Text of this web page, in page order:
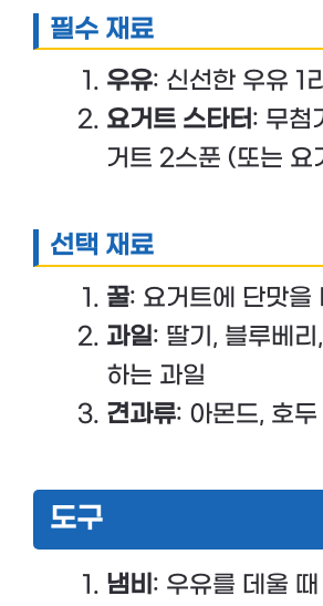
필수 재료
우유: 신선한 우유 1
요거트 스타터: 무첨
거트 2스푼 (또는 요
선택 재료
꿀: 요거트에 단맛을
과일: 딸기, 블루베
하는 과일
견과류: 아몬드, 호두
도구
냄비 : 우유를 데울